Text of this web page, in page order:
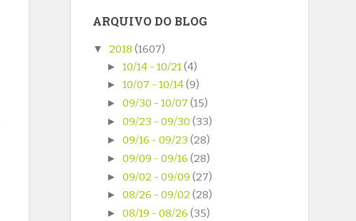
ARQUIVO DO BLOG
▼ 2018(1607)
► 10/14 - 10/21(4)
► 10/07 - 10/14(9)
► 09/30 - 10/07 (15)
► 09/23 - 09/30 (33)
► 09/16 - 09/23 (28)
► 09/09 - 09/16 (28)
► 09/02 - 09/09 (27)
► 08/26 - 09/02 (28)
► 08/19 - 08/26 (35)